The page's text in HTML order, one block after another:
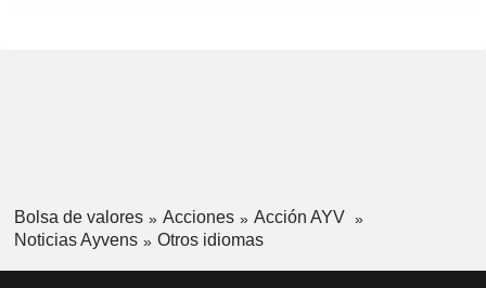
Bolsa de valores Acciones
Acción AYV
Noticias Ayvens
Otros idiomas